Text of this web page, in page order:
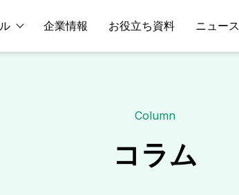
企業情報 お役立ち資料 ニュース
Column
コラム